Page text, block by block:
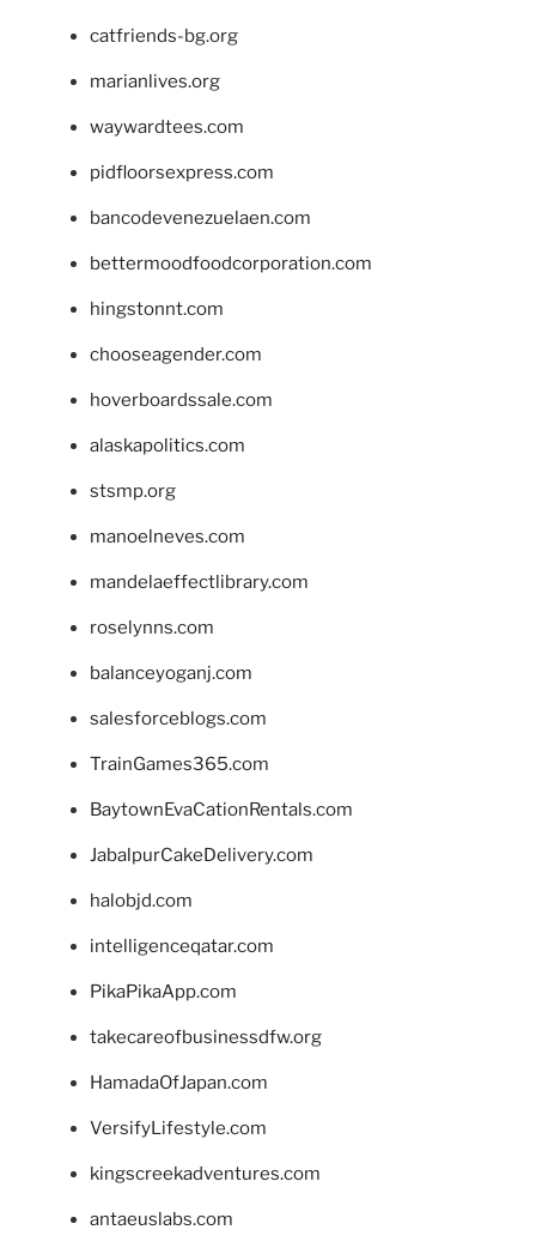
catfriends-bg.org
marianlives.org
waywardtees.com
pidfloorsexpress.com
bancodevenezuelaen.com
bettermoodfoodcorporation.com
hingstonnt.com
chooseagender.com
hoverboardssale.com
alaskapolitics.com
stsmp.org
manoelneves.com
mandelaeffectlibrary.com
roselynns.com
balanceyoganj.com
salesforceblogs.com
TrainGames365.com
BaytownEvaCationRentals.com
JabalpurCakeDelivery.com
halobjd.com
intelligenceqatar.com
PikaPikaApp.com
takecareofbusinessdfw.org
HamadaOfJapan.com
VersifyLifestyle.com
kingscreekadventures.com
antaeuslabs.com